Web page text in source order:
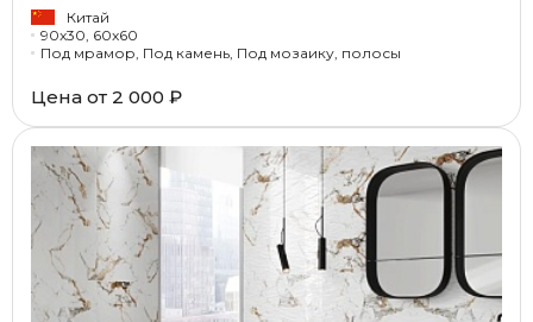
Китай
90x30, 60x60
Под мрамор, Под камень, Под мозаику, полосы
Цена от 2 000 ₽